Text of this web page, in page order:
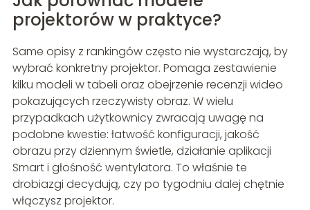
projektorów w praktyce?
Same opisy z rankingów często nie wystarczają, by
wybrać konkretny projektor. Pomaga zestawienie
kilku modeli w tabeli oraz obejrzenie recenzji wideo
pokazujących rzeczywisty obraz. W wielu
przypadkach użytkownicy zwracają uwagę na
podobne kwestie: łatwość konfiguracji, jakość
obrazu przy dziennym świetle, działanie aplikacji
Smart i głośność wentylatora. To właśnie te
drobiazgi decydują, czy po tygodniu dalej chętnie
włączysz projektor.